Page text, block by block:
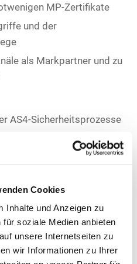
Cookies
Inhalte und Anzeigen zu
soziale Medien anbieten
unsere Internetseiten zu
wir Informationen zu Ihrer
MP-Zertifikate
und der
als Markpartner und zu
AS4-Sicherheitsprozesse
Support